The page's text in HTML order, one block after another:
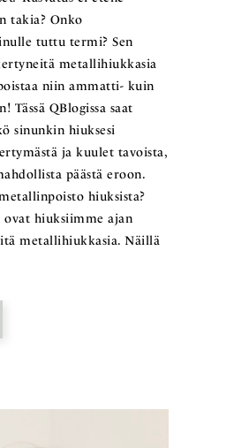
takia? Onko
tuttu termi? Sen
metallihiukkasia
niin ammatti- kuin
QBlogissa saat
sinunkin hiuksesi
ja kuulet tavoista,
päästä eroon.
hiuksista?
hiuksiimme ajan
metallihiukkasia. Näillä